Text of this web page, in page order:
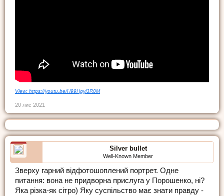
View: https://youtu.be/H99Hgyl3R0M
20 лис 2021
Silver bullet
Well-Known Member
Зверху гарний відфотошоплений портрет. Одне
питання: вона не придворна прислуга у Порошенко, ні?
Яка різка-як сітро) Яку суспільство має знати правду -